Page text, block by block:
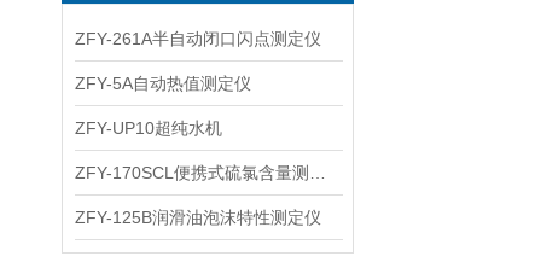
ZFY-261A半自动闭口闪点测定仪
ZFY-5A自动热值测定仪
ZFY-UP10超纯水机
ZFY-125B润滑油泡沫特性测定仪